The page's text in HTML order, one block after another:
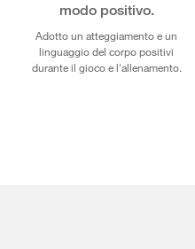
modo positivo.
Adotto un atteggiamento e un
linguaggio del corpo positivi
durante il gioco e l'allenamento.